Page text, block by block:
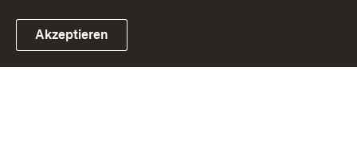
Link zum Landesportal
Akzeptieren